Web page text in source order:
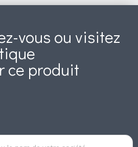
vous ou visitez
ce produit